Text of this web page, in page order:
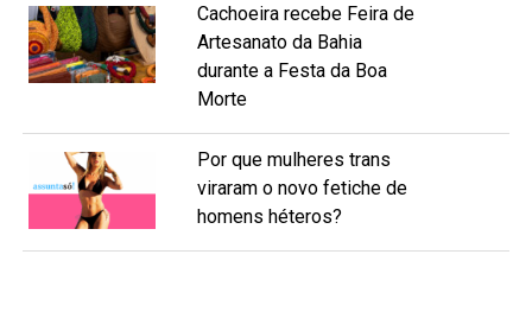
Cachoeira recebe Feira de
Artesanato da Bahia
durante a Festa da Boa
Morte
Por que mulheres trans
viraram o novo fetiche de
homens héteros?